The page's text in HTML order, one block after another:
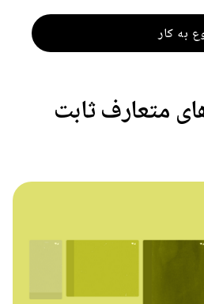
به کار
متعارف ثابت